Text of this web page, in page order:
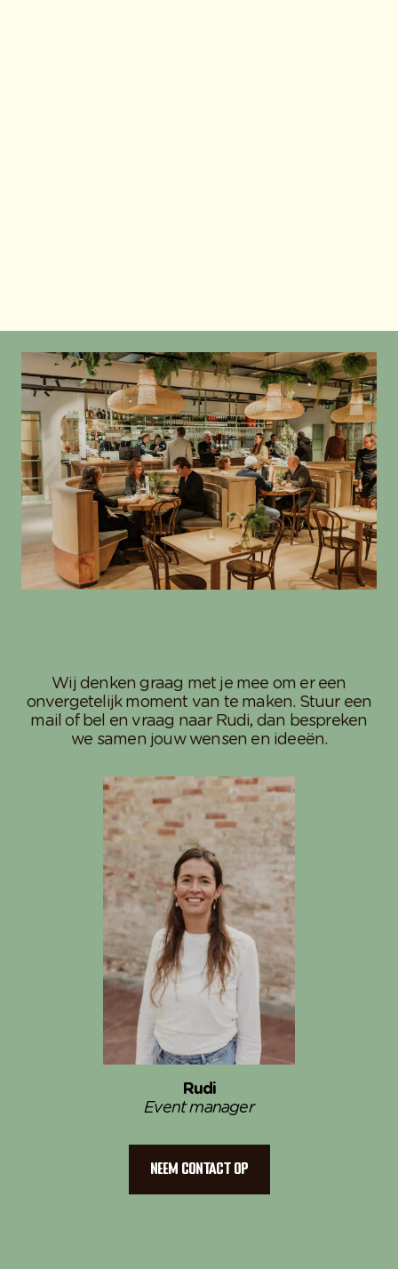
Wij denken graag met je mee om er een
onvergetelijk moment van te maken. Stuur een
mail of bel en vraag naar Rudi, dan bespreken
we samen jouw wensen en ideeën.
Rudi
Event manager
NEEM CONTACT OP